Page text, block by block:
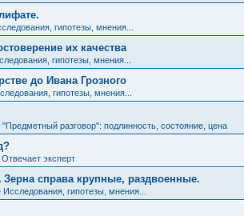
гипотезы, мнения...
их качества
гипотезы, мнения...
до Ивана Грозного
гипотезы, мнения...
"Предметный разговор": подлинность, состояние, цена
Отвечает эксперт
справа крупные, раздвоенные.
Исследования, гипотезы, мнения...